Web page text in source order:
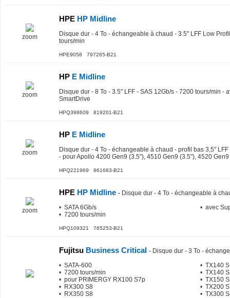
zoom
HPE HP Midline
Disque dur - 4 To - échangeable à chaud - 3.5" LFF Low
tours/min
HPE9058 797265-B21
zoom
HP E Midline
Disque dur - 8 To - 3.5" LFF - SAS 12Gb/s - 7200 tours/min -
SmartDrive
HPQ398609 819201-B21
zoom
HP E Midline
Disque dur - 4 To - échangeable à chaud - profil bas 3,5" LFF
- pour Apollo 4200 Gen9 (3.5"), 4510 Gen9 (3.5"), 4520
HPQ221969 861683-B21
zoom
HPE HP Midline - Disque dur - 4 To - échangeable à
• SATA 6Gb/s
• 7200 tours/min
• avec
HPQ109321 765253-B21
Fujitsu Business Critical - Disque dur - 3 To -
• SATA-600
• 7200 tours/min
• pour PRIMERGY RX100 S7p
• RX300 S8
• RX350 S8
• TX140
• TX140
• TX150
• TX200
• TX300